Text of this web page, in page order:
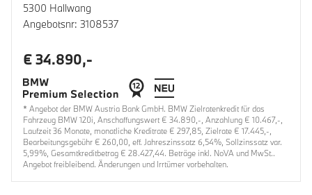
5300 Hallwang
Angebotsnr: 3108537
€ 34.890,-
* Angebot der BMW Austria Bank GmbH. BMW Zielratenkredit für das
Fahrzeug BMW 120i, Anschaffungswert € 34.890,-, Anzahlung € 10.467,-,
Laufzeit 36 Monate, monatliche Kreditrate € 297,85, Zielrate € 17.445,-,
Bearbeitungsgebühr € 260,00, eff. Jahreszinssatz 6,54%, Sollzinssatz var.
5,99%, Gesamtkreditbetrag € 28.427,44. Beträge inkl. NoVA und MwSt..
Angebot freibleibend. Änderungen und Irrtümer vorbehalten.